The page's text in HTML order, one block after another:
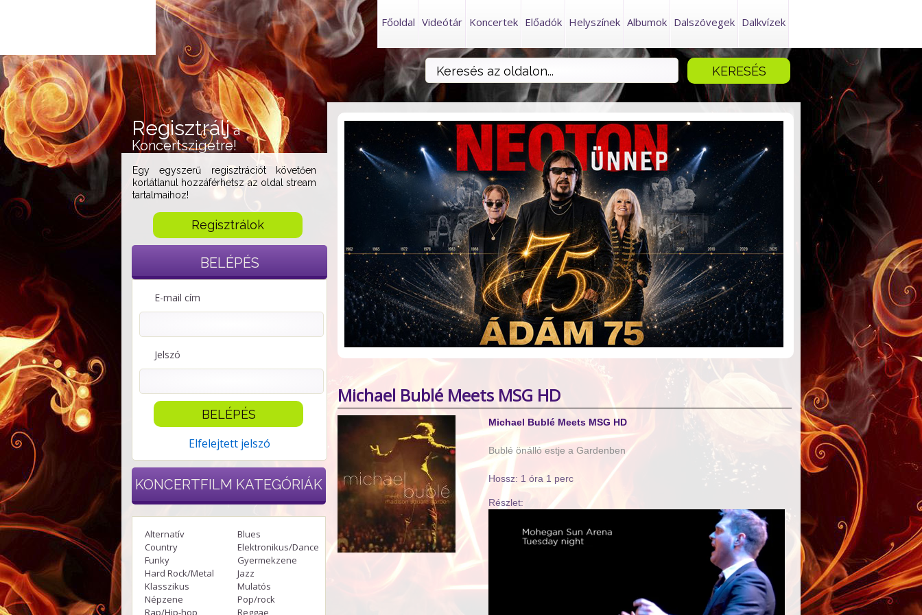
Főoldal Videótár Koncertek Előadók Helyszínek Albumok Dalszövegek Dalkvízek
Regisztrálja
Koncertszigetre!
Egy egyszerű regisztrációt követően
korlátlanul hozzáférhetsz az oldal stream
tartalmaihoz!
Regisztrálok
BELÉPÉS
E-mail cím
Jelszó
Elfelejtett jelszó
KONCERTFILM KATEGÓRIÁK
Alternatív
Blues
Country
Elektronikus/Dance
Funky
Gyermekzene
Hard Rock/Metal
Jazz
Klasszikus
Mulatós
Népzene
Pop/rock
Rap/Hip-hop
Reggae
Michael Bublé Meets MSG HD
Michael Bublé Meets MSG HD
Bublé önálló estje a Gardenben
Hossz: 1 óra 1 perc
Részlet: